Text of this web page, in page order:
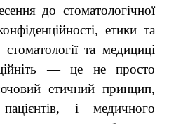
до стоматологічної
етики та
та медициці
— це не просто
етичний принцип,
і медичного